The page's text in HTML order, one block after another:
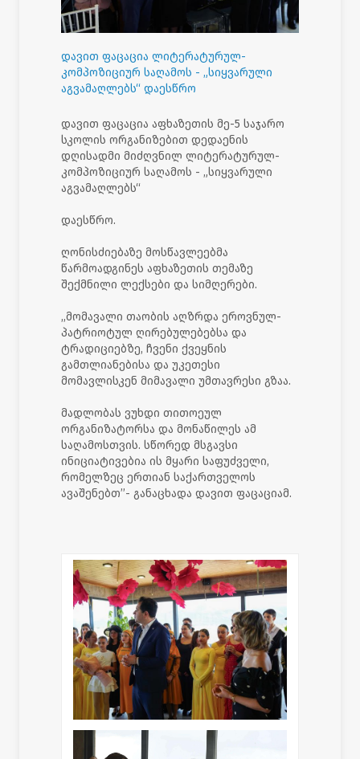
დავით ფაცაცია ლიტერატურულ-
კომპოზიციურ საღამოს - „სიყვარული
აგვამაღლებს“ დაესწრო
დავით ფაცაცია აფხაზეთის მე-5 საჯარო
სკოლის ორგანიზებით დედაენის
დღისადმი მიძღვნილ ლიტერატურულ-
კომპოზიციურ საღამოს - „სიყვარული
აგვამაღლებს“
დაესწრო.
ღონისძიებაზე მოსწავლეებმა
წარმოადგინეს აფხაზეთის თემაზე
შექმნილი ლექსები და სიმღერები.
,,მომავალი თაობის აღზრდა ეროვნულ-
პატრიოტულ ღირებულებებსა და
ტრადიციებზე, ჩვენი ქვეყნის
გამთლიანებისა და უკეთესი
მომავლისკენ მიმავალი უმთავრესი გზაა.
მადლობას ვუხდი თითოეულ
ორგანიზატორსა და მონაწილეს ამ
საღამოსთვის. სწორედ მსგავსი
ინიციატივებია ის მყარი საფუძველი,
რომელზეც ერთიან საქართველოს
ავაშენებთ’’- განაცხადა დავით ფაცაციამ.